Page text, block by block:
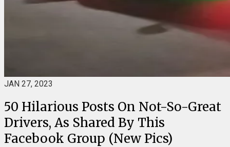
JAN 27, 2023
50 Hilarious Posts On Not-So-Great
Drivers, As Shared By This
Facebook Group (New Pics)